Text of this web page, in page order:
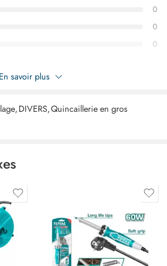
0
0
0
votre avis sur “Balance de table
2kg ART02526”
En savoir plus
,DIVERS,Quincaillerie en gros